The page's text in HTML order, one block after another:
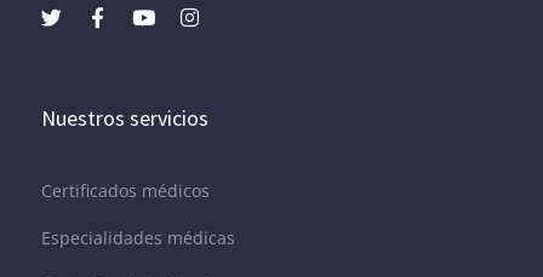
Nuestros servicios
Certificados médicos
Especialidades médicas